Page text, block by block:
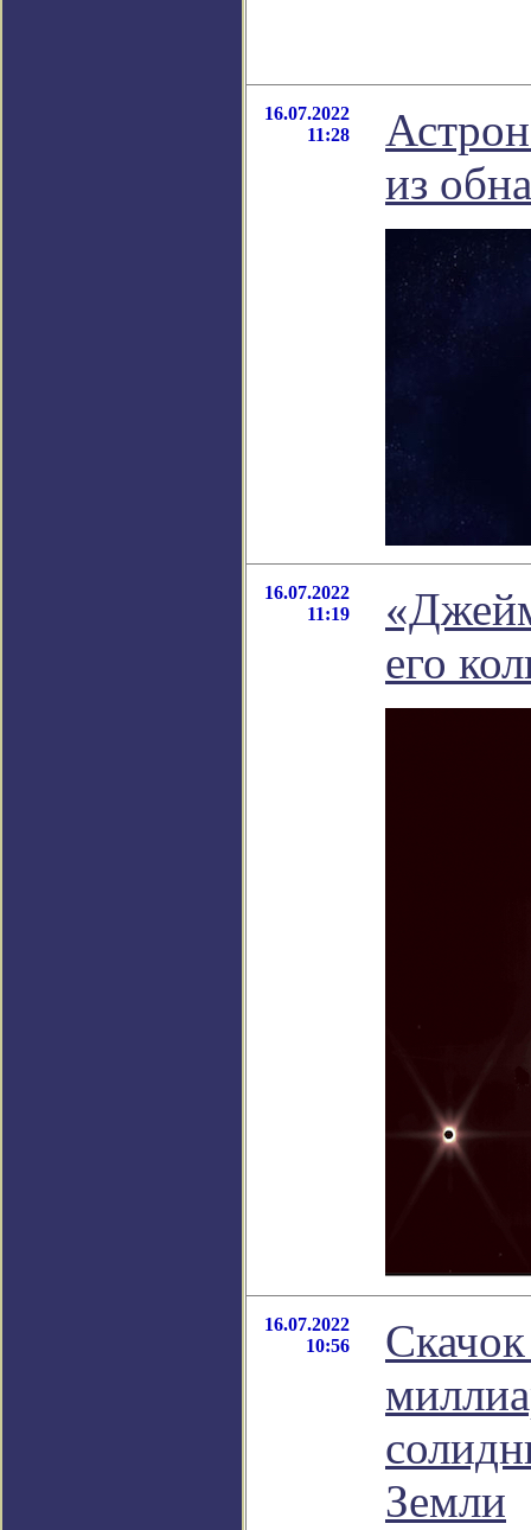
16.07.2022
11:28
из
16.07.2022
11:19
его
16.07.2022
10:56
Земли